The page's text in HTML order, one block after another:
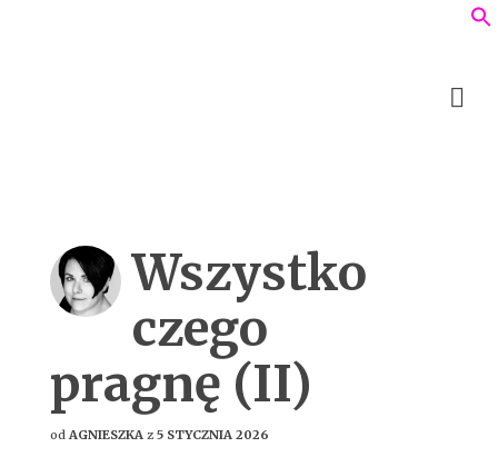
Wszystko
czego
pragnę (II)
od AGNIESZKA z 5 STYCZNIA 2026